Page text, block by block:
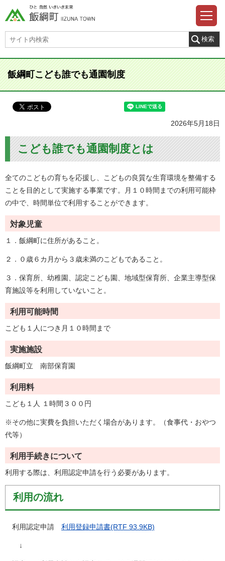
飯綱町こども誰でも通園制度
2026年5月18日
こども誰でも通園制度とは
全てのこどもの育ちを応援し、こどもの良質な生育環境を整備する
ことを目的として実施する事業です。月１０時間までの利用可能枠
の中で、時間単位で利用することができます。
対象児童
１．飯綱町に住所があること。
２．０歳６カ月から３歳未満のこどもであること。
３．保育所、幼稚園、認定こども園、地域型保育所、企業主導型保
育施設等を利用していないこと。
利用可能時間
こども１人につき月１０時間まで
実施施設
飯綱町立 南部保育園
利用料
こども１人 １時間３００円
※その他に実費を負担いただく場合があります。（食事代・おやつ
代等）
利用手続きについて
利用する際は、利用認定申請を行う必要があります。
利用の流れ
利用認定申請 利用登録申請書(RTF 93.9KB)
↓